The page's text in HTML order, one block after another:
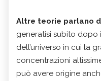
Altre teorie parlano
generatisi subito dopo
dell’universo in cui la
concentrazioni
può avere origine